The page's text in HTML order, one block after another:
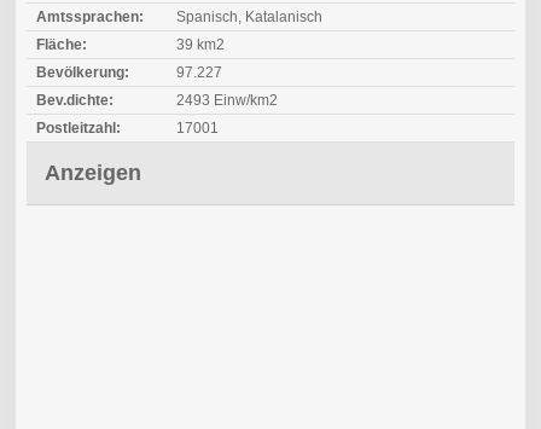
Amtssprachen:
Spanisch, Katalanisch
Fläche:
39 km2
Bevölkerung:
97.227
Bev.dichte:
2493 Einw/km2
Postleitzahl:
17001
Anzeigen